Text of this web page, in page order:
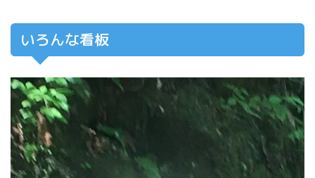
いろんな看板